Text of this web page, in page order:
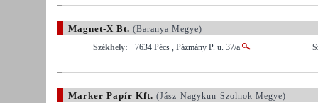
Magnet-X Bt. (Baranya Megye)
Székhely:
7634 Pécs , Pázmány P. u. 37/a
Marker Papír Kft. (Jász-Nagykun-Szolnok Megye)